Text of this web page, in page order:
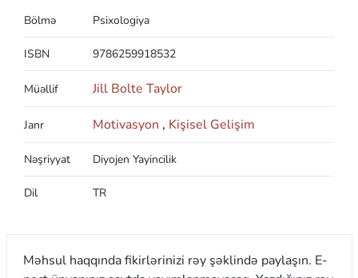
Bölmə Psixologiya
ISBN 9786259918532
Müəllif Jill Bolte Taylor
Janr Motivasyon , Kişisel Gelişim
Nəşriyyat Diyojen Yayincilik
Dil TR
Məhsul haqqında fikirlərinizi rəy şəklində paylaşın. E-